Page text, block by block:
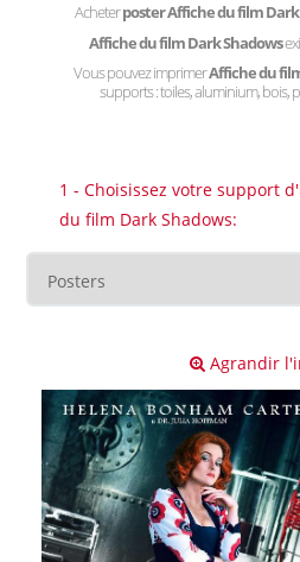
Acheterposter Affiche du film
Affiche du film Dark Shadows
Vous pouvez imprimerAffiche du
supports : toiles, aluminium, bois,
1 - Choisissez votre support
du film Dark Shadows:
Agrandir